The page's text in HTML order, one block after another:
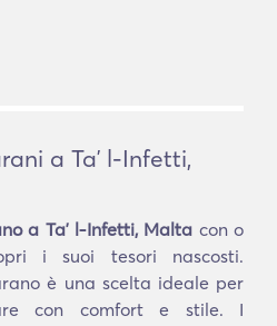
a Taʼ l-Infetti,
a Taʼ l-Infetti, Malta con o
i suoi tesori nascosti.
è una scelta ideale per
con comfort e stile. I